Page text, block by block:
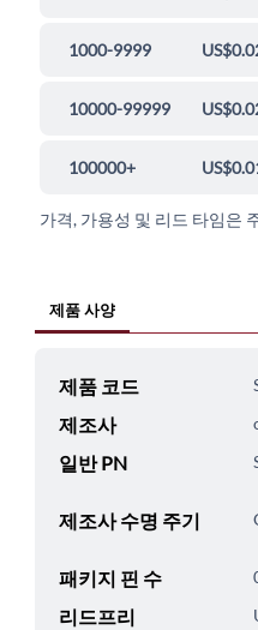
1000-9999
10000-99999
100000+
가격, 가용성 및 리드 타임은
제품 사양
제품 코드
제조사
일반 PN
제조사 수명 주기
패키지 핀 수
리드프리